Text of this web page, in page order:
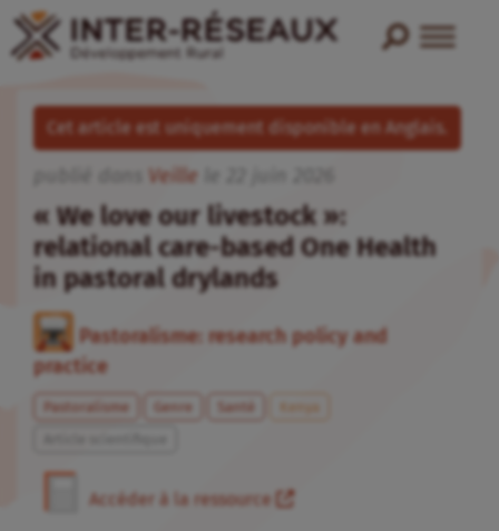
Cet article est uniquement disponible en Anglais.
Veille
« We love our livestock »:
relational care-based One Health
in pastoral drylands
Pastoralisme: research policy and
practice
Pastoralisme Genre Santé
Kenya
Accéder à la ressource